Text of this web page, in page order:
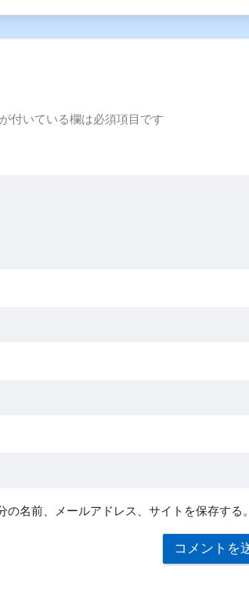
が付いている欄は必須項目です
名前、メールアドレス、サイトを保存する。